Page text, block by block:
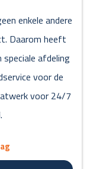
enkele andere
Daarom heeft
afdeling
voor de
voor 24/7